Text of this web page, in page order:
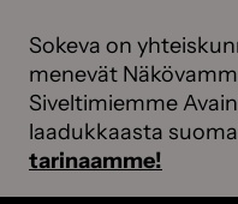
Sokeva on
menevät
Siveltimiemme
laadukkaasta
tarinaamme!